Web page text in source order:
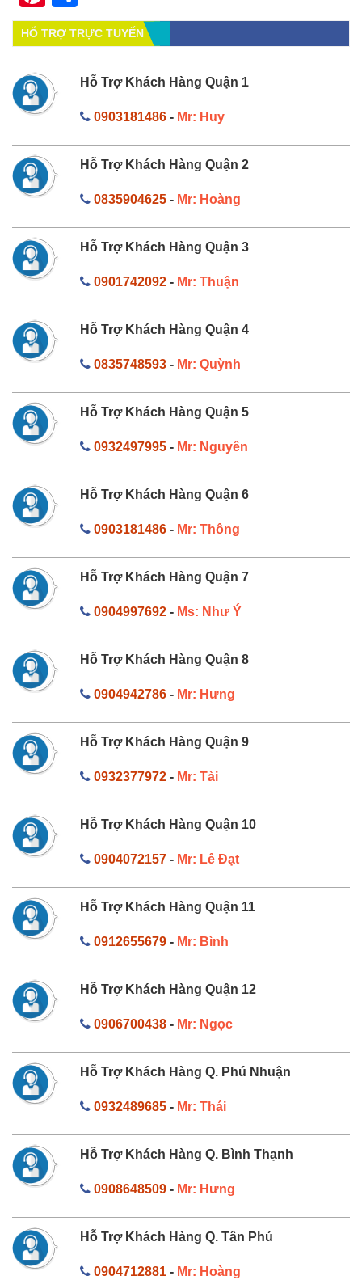
HỔ TRỢ TRỰC TUYẾN
Hỗ Trợ Khách Hàng Quận 1
0903181486- Mr: Huy
Hỗ Trợ Khách Hàng Quận 2
0835904625- Mr: Hoàng
Hỗ Trợ Khách Hàng Quận 3
0901742092- Mr: Thuận
Hỗ Trợ Khách Hàng Quận 4
0835748593- Mr: Quỳnh
Hỗ Trợ Khách Hàng Quận 5
0932497995- Mr: Nguyên
Hỗ Trợ Khách Hàng Quận 6
0903181486- Mr: Thông
Hỗ Trợ Khách Hàng Quận 7
0904997692- Ms: Như Ý
Hỗ Trợ Khách Hàng Quận 8
0904942786- Mr: Hưng
Hỗ Trợ Khách Hàng Quận 9
0932377972- Mr: Tài
Hỗ Trợ Khách Hàng Quận 10
0904072157- Mr: Lê Đạt
Hỗ Trợ Khách Hàng Quận 11
0912655679- Mr: Bình
Hỗ Trợ Khách Hàng Quận 12
0906700438- Mr: Ngọc
Hỗ Trợ Khách Hàng Q. Phú Nhuận
0932489685- Mr: Thái
Hỗ Trợ Khách Hàng Q. Bình Thạnh
0908648509- Mr: Hưng
Hỗ Trợ Khách Hàng Q. Tân Phú
0904712881- Mr: Hoàng